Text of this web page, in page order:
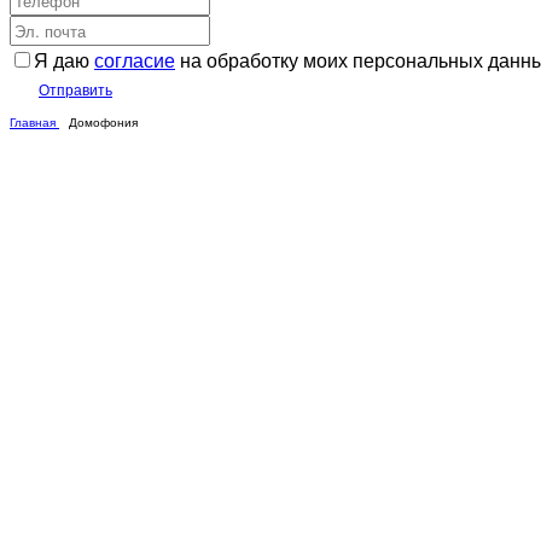
Я даюсогласие на обработку моих персональных
Отправить
Главная Домофония